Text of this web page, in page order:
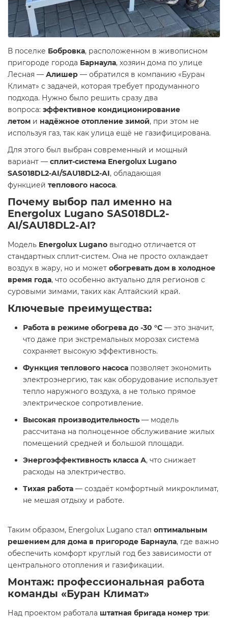
В поселке Бобровка, расположенном в живописном
пригороде города Барнаула, хозяин дома по улице
Лесная — Алишер — обратился в компанию «Буран
Климат» с задачей, которая требует продуманного
подхода. Нужно было решить сразу два
вопроса: эффективное кондиционирование
летом и надёжное отопление зимой, при этом не
используя газ, так как улица ещё не газифицирована.
Для этого был выбран современный и мощный
вариант — сплит-система Energolux Lugano
SAS018DL2-AI/SAU18DL2-AI, обладающая
функцией теплового насоса.
Почему выбор пал именно на
Energolux Lugano SAS018DL2-
AI/SAU18DL2-AI?
Модель Energolux Lugano выгодно отличается от
стандартных сплит-систем. Она не просто охлаждает
воздух в жару, но и может обогревать дом в холодное
время года, что особенно актуально для регионов с
суровыми зимами, таких как Алтайский край.
Ключевые преимущества:
Работа в режиме обогрева до -30 °C — это значит,
что даже при экстремальных морозах система
сохраняет высокую эффективность.
Функция теплового насоса позволяет экономить
электроэнергию, так как оборудование использует
тепло наружного воздуха, а не только прямое
электрическое сопротивление.
Высокая производительность — модель
рассчитана на полноценное обслуживание жилых
помещений средней и большой площади.
Энергоэффективность класса А, что снижает
расходы на электричество.
Тихая работа — создаёт комфортный микроклимат,
не мешая отдыху и работе.
Таким образом, Energolux Lugano стал оптимальным
решением для дома в пригороде Барнаула, где важно
обеспечить комфорт круглый год без зависимости от
центрального отопления и газификации.
Монтаж: профессиональная работа
команды «Буран Климат»
Над проектом работала штатная бригада номер три: